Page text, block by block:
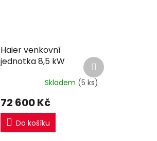
Haier venkovní
jednotka 8,5 kW
Skladem (5 ks)
72 600 Kč
Do košíku
Další
produkt